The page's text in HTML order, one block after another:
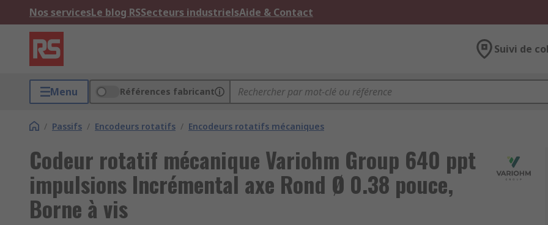
Nos servicesLe blog RSSecteurs industrielsAide & Contact
Suivi de
Menu Références fabricant
/ Passifs / Encodeurs rotatifs / Encodeurs rotatifs mécaniques
Codeur rotatif mécanique Variohm Group 640 ppt
impulsions Incrémental axe Rond Ø 0.38 pouce,
Borne à vis